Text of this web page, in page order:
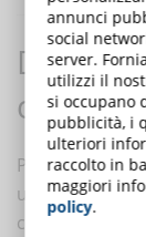
Dal “just-
cambio
Per anni, la
una logica
caso
annunci
social
server.
utilizzi il
si occupano
pubblicità, i
ulteriori
raccolto in
maggiori
policy.